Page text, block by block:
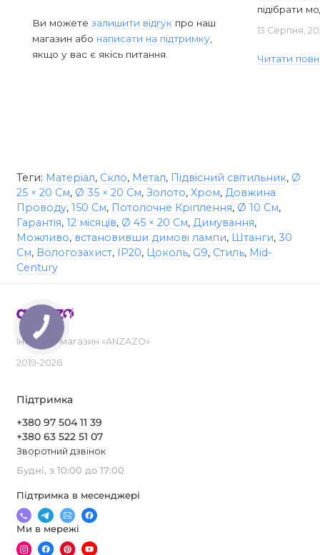
Ви можете залишити відгук про наш
магазин або написати на підтримку,
якщо у вас є якісь питання.
підібрати
13 Серпня,
Читати
Теги: Матеріал, Скло, Метал, Підвісний світильник, Ø
25 × 20 См, Ø 35 × 20 См, Золото, Хром, Довжина
Проводу, 150 См, Потолочне Кріплення, Ø 10 См,
Гарантія, 12 місяців, Ø 45 × 20 См, Димування,
Можливо, встановивши димові лампи, Штанги, 30
См, Вологозахист, IP20, Цоколь, G9, Стиль, Mid-
Century
Інтернет-магазин «ANZAZO»
2019-2026
Підтримка
+380 97 504 11 39
+380 63 522 51 07
Зворотний дзвінок
Будні, з 10:00 до 17:00
Підтримка в месенджері
Ми в мережі